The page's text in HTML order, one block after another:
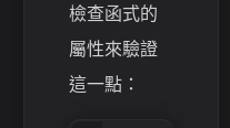
檢查函式的
屬性來驗證
這一點：